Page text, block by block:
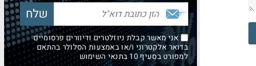
אני מאשר קבלת ניוזלטרים ודיוורים פרסומיים
בדואר אלקטרוני ו/או באמצעות הסלולר בהתאם
למפורט בסעיף 10 בתנאי השימוש